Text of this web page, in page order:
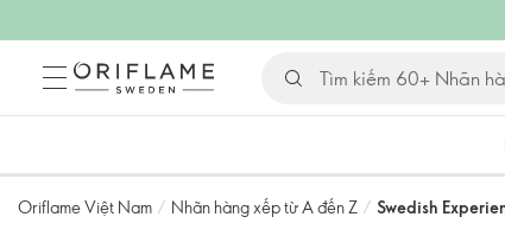
Oriflame Việt Nam / Nhãn hàng xếp từ A đến Z / Swedish